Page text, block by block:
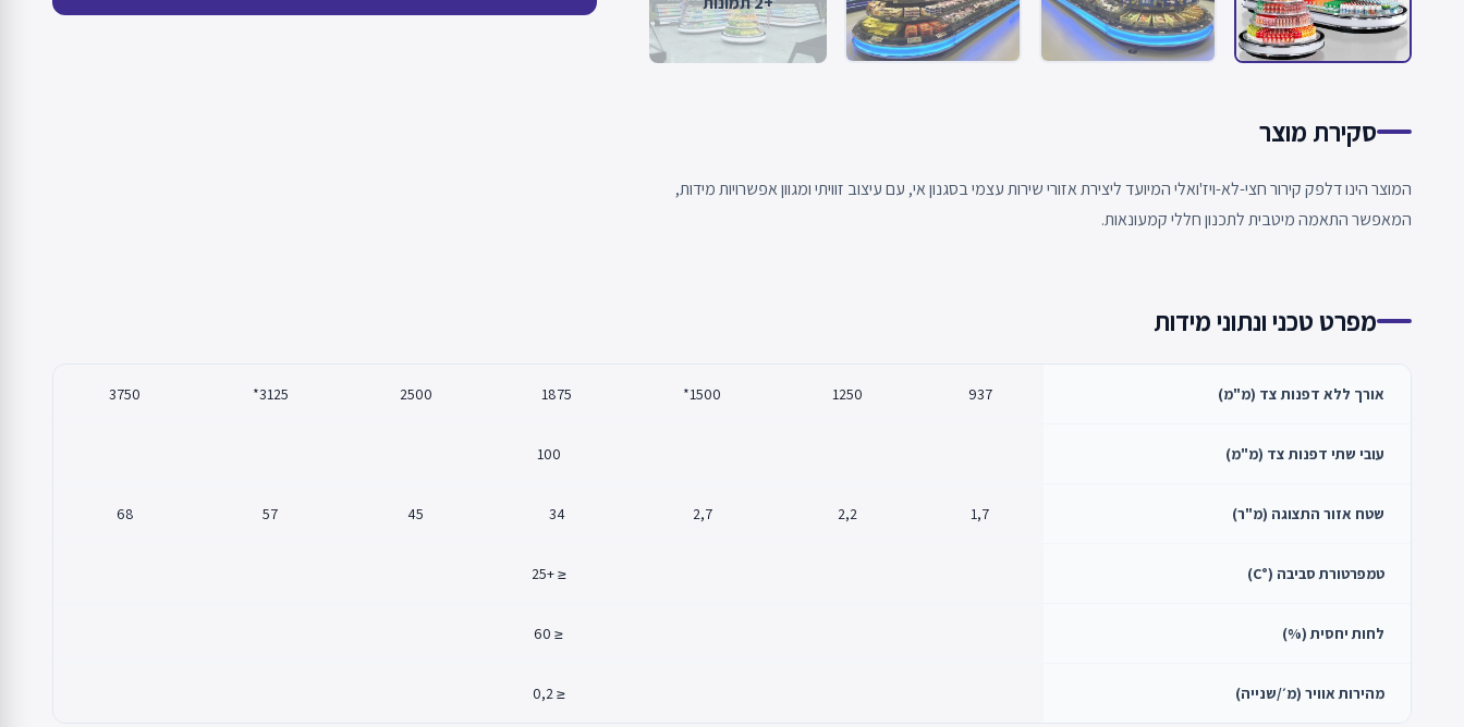
סקירת מוצר
המוצר הינו דלפק קירור חצי-לא-ויז'ואלי המיועד ליצירת אזורי שירות עצמי בסגנון אי, עם עיצוב זוויתי ומגוון אפשרויות מידות,
המאפשר התאמה מיטבית לתכנון חללי קמעונאות.
מפרט טכני ונתוני מידות
אורך ללא דפנות צד (מ"מ) 937
1250
1500*
1875
2500
3125*
3750
עובי שתי דפנות צד (מ"מ) 100
שטח אזור התצוגה (מ"ר) 1,7
2,2
2,7
34
45
57
68
טמפרטורת סביבה (°C) ≤ +25
לחות יחסית (%) ≤ 60
מהירות אוויר (מ׳/שנייה) ≤ 0,2